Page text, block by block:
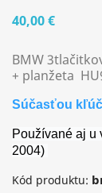
40,00 €
BMW
+ planžeta
Súčasťou
Používané aj u
2004)
Kód produktu: